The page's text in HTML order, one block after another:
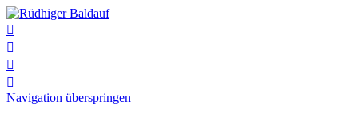




Navigation überspringen